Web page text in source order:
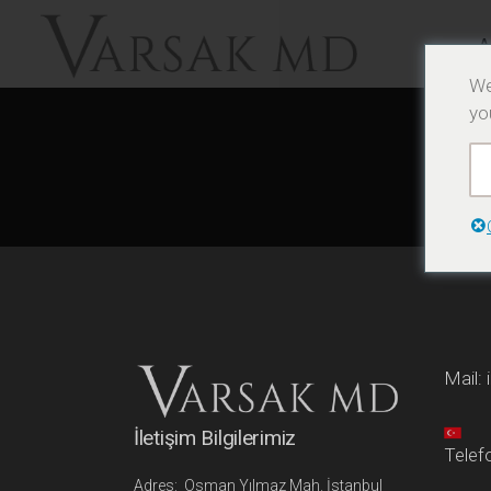
İletişim Bilgilerimiz
Adres: Osman Yılmaz Mah. İstanbul
Mail: